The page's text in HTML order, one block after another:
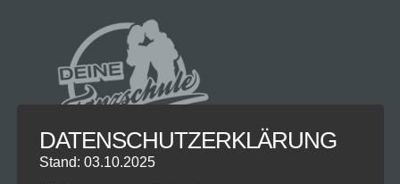
DATENSCHUTZERKLÄRUNG
Stand: 03.10.2025